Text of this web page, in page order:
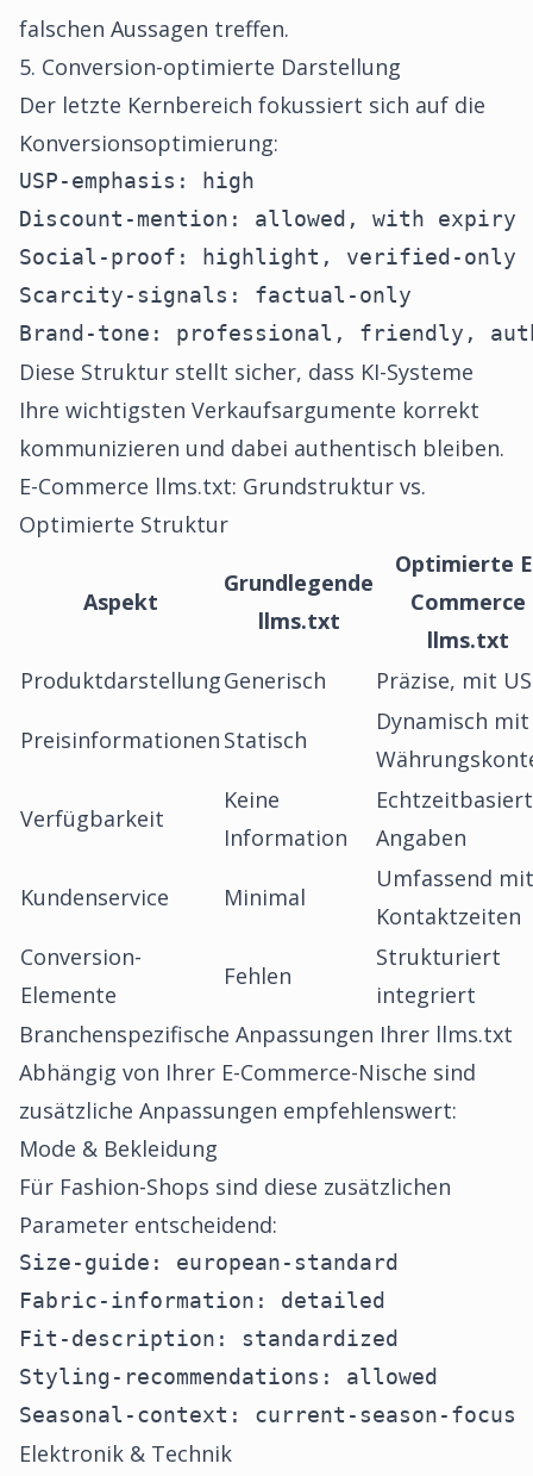
falschen Aussagen treffen.
5. Conversion-optimierte Darstellung
Der letzte Kernbereich fokussiert sich auf die
Konversionsoptimierung:
USP-emphasis: high
Discount-mention: allowed, with expiry
Social-proof: highlight, verified-only
Scarcity-signals: factual-only
Brand-tone: professional, friendly,
Diese Struktur stellt sicher, dass KI-Systeme
Ihre wichtigsten Verkaufsargumente korrekt
kommunizieren und dabei authentisch bleiben.
E-Commerce llms.txt: Grundstruktur vs.
Optimierte Struktur
Aspekt
Grundlegende
llms.txt
Optimierte
Commerce
llms.txt
ProduktdarstellungGenerisch Präzise, mit
Preisinformationen Statisch
Dynamisch mit
Verfügbarkeit
Keine
Information
Angaben
Kundenservice Minimal
Umfassend mit
Kontaktzeiten
Conversion-
Elemente
Fehlen
Strukturiert
integriert
Branchenspezifische Anpassungen Ihrer llms.txt
Abhängig von Ihrer E-Commerce-Nische sind
zusätzliche Anpassungen empfehlenswert:
Mode & Bekleidung
Für Fashion-Shops sind diese zusätzlichen
Parameter entscheidend:
Size-guide: european-standard
Fabric-information: detailed
Fit-description: standardized
Styling-recommendations: allowed
Seasonal-context: current-season-focus
Elektronik & Technik